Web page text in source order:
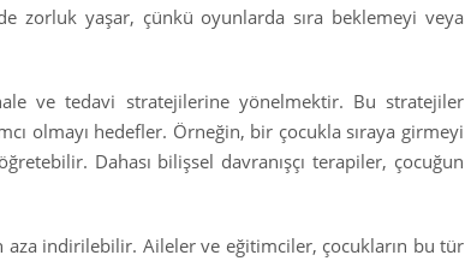
zorluk yaşar, çünkü oyunlarda sıra beklemeyi veya
ve tedavi stratejilerine yönelmektir. Bu stratejiler
olmayı hedefler. Örneğin, bir çocukla sıraya girmeyi
Dahası bilişsel davranışçı terapiler, çocuğun
indirilebilir. Aileler ve eğitimciler, çocukların bu tür